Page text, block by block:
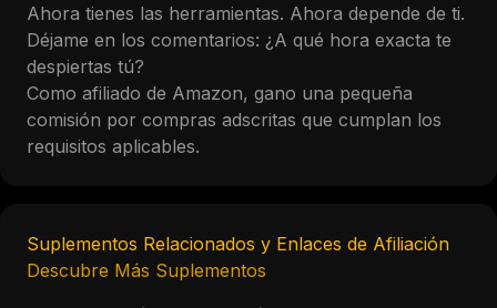
Ahora tienes las herramientas. Ahora depende de ti.
Déjame en los comentarios: ¿A qué hora exacta te
despiertas tú?
Como afiliado de Amazon, gano una pequeña
comisión por compras adscritas que cumplan los
requisitos aplicables.
Suplementos Relacionados y Enlaces de Afiliación
Descubre Más Suplementos